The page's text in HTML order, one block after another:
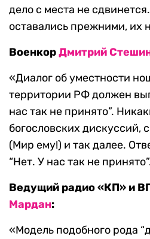
дело с места не
оставались прежними, их
ВоенкорДмитрий
«Диалог об уместности
территории РФ должен
нас так не принято”.
богословских дискуссий,
(Мир ему!) и так далее.
“Нет. У нас так не
Ведущий радио «КП» и
Мардан:
«Модель подобного рода